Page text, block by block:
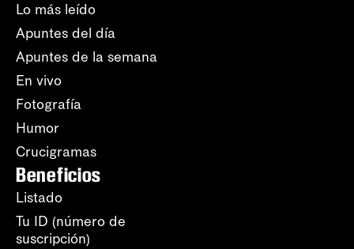
Lo más leído
Apuntes del día
Apuntes de la semana
En vivo
Fotografía
Humor
Crucigramas
Beneficios
Listado
Tu ID (número de
suscripción)